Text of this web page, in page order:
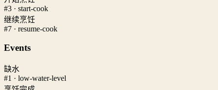
#3 · start-cook
继续烹饪
#7 · resume-cook
Events
缺水
#1 · low-water-level